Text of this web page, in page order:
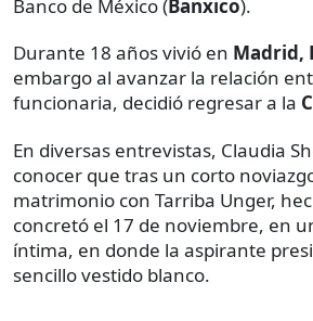
Banco de México (Banxico).
Durante 18 años vivió en Madrid,
embargo al avanzar la relación
funcionaria, decidió regresar a la
En diversas entrevistas, Claudia
conocer que tras un corto
matrimonio con Tarriba Unger,
concretó el 17 de noviembre, en
íntima, en donde la aspirante
sencillo vestido blanco.